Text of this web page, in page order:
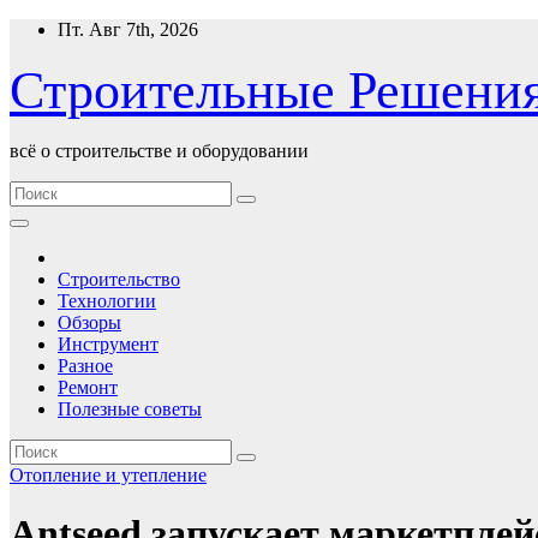
Перейти
содержимому
Пт. Авг 7th, 2026
Строительные
всё о строительстве и оборудовании
Строительство
Технологии
Обзоры
Инструмент
Разное
Ремонт
Полезные советы
Отопление и утепление